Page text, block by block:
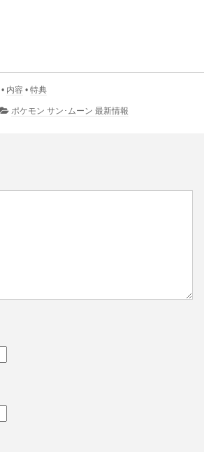
• 内容 • 特典
ポケモン サン･ムーン 最新情報